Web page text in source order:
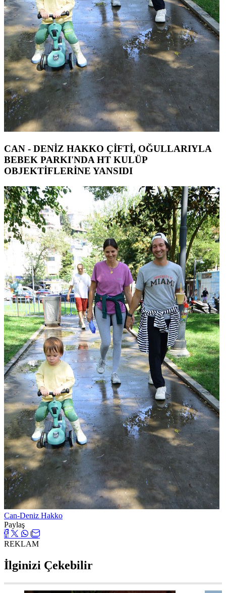
CAN - DENİZ HAKKO ÇİFTİ, OĞULLARIYLA
BEBEK PARKI'NDA HT KULÜP
OBJEKTİFLERİNE YANSIDI
Can-Deniz Hakko
Paylaş
REKLAM
İlginizi Çekebilir